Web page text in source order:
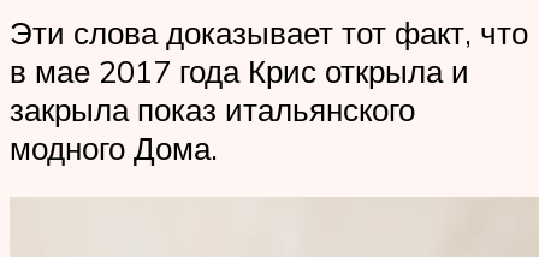
Эти слова доказывает тот факт, что
в мае 2017 года Крис открыла и
закрыла показ итальянского
модного Дома.